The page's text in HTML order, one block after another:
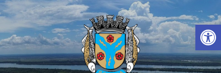
Barra de Ferramentas Aberta
Ir
para
conteúdo
Pular
para
navegação
principal
Pular
para
rodapé